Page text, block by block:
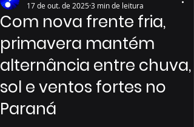
Com nova frente fria,
primavera mantém
alternância entre chuva,
sol e ventos fortes no
Paraná
17 de out. de 20253 min de leitura